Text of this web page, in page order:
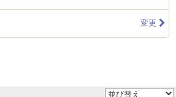
変更